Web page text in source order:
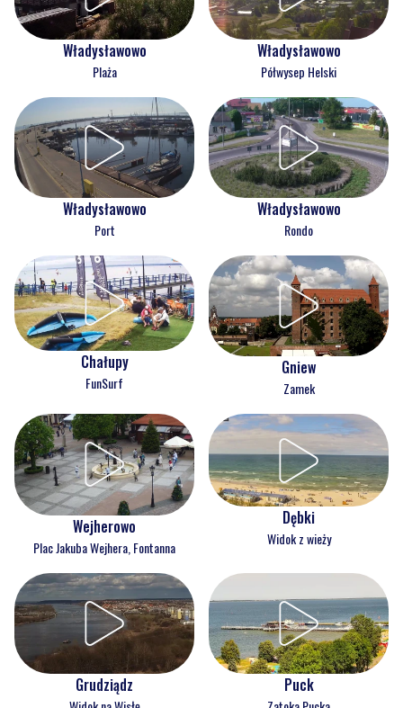
Władysławowo
Plaża
Władysławowo
Półwysep Helski
Władysławowo
Port
Władysławowo
Rondo
Chałupy
FunSurf
Gniew
Zamek
Wejherowo
Plac Jakuba Wejhera, Fontanna
Dębki
Widok z wieży
Grudziądz Puck